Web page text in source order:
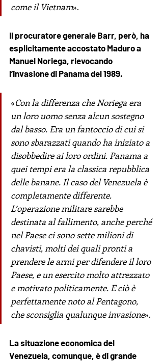
come il Vietnam».
Il procuratore generale Barr, però, ha
esplicitamente accostato Maduro a
Manuel Noriega, rievocando
l’invasione di Panama del 1989.
«Con la differenza che Noriega era
un loro uomo senza alcun sostegno
dal basso. Era un fantoccio di cui si
sono sbarazzati quando ha iniziato a
disobbedire ai loro ordini. Panama a
quei tempi era la classica repubblica
delle banane. Il caso del Venezuela è
completamente differente.
L’operazione militare sarebbe
destinata al fallimento, anche perché
nel Paese ci sono sette milioni di
chavisti, molti dei quali pronti a
prendere le armi per difendere il loro
Paese, e un esercito molto attrezzato
e motivato politicamente. E ciò è
perfettamente noto al Pentagono,
che sconsiglia qualunque invasione».
La situazione economica del
Venezuela, comunque, è di grande